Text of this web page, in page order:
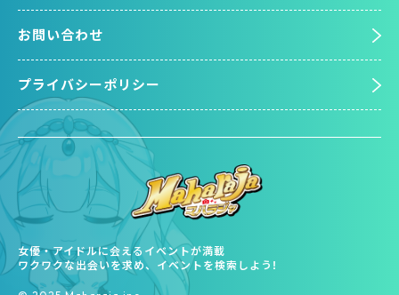
女優・アイドルに会えるイベントが満載
ワクワクな出会いを求め、イベントを検索しよう!
お問い合わせ
プライバシーポリシー